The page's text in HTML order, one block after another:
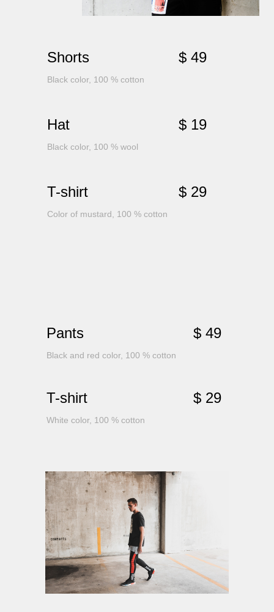
Hat
Black color, 100 % wool
$ 19
T-shirt
Color of mustard, 100 % cotton
$ 29
Shorts
Black color, 100 % cotton
$ 49
Pants
Black and red color, 100 % cotton
$ 49
T-shirt
White color, 100 % cotton
$ 29